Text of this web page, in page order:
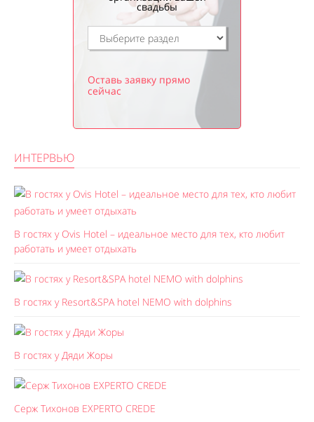
свадьбы
Оставь заявку прямо
сейчас
ИНТЕРВЬЮ
В гостях у Ovis Hotel – идеальное место для тех, кто любит
работать и умеет отдыхать
В гостях у Resort&SPA hotel NEMO with dolphins
В гостях у Дяди Жоры
Серж Тихонов EXPERTO CREDE